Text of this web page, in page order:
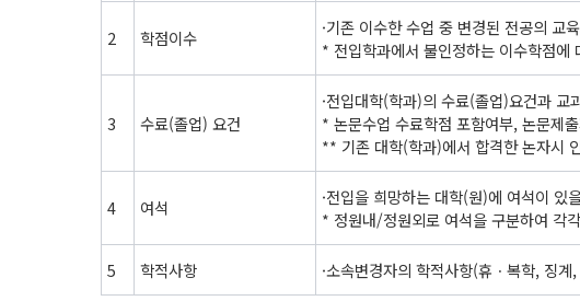
2 학점이수
·기존 이수한 수업 중 변경된 전공의 교
* 전입학과에서 불인정하는 이수학점에
3 수료(졸업) 요건
·전입대학(학과)의 수료(졸업)요건과 교
* 논문수업 수료학점 포함여부, 논문제
** 기존 대학(학과)에서 합격한 논자시
4 여석
·전입을 희망하는 대학(원)에 여석이 있
* 정원내/정원외로 여석을 구분하여 각
5 학적사항 ·소속변경자의 학적사항(휴ㆍ복학, 징